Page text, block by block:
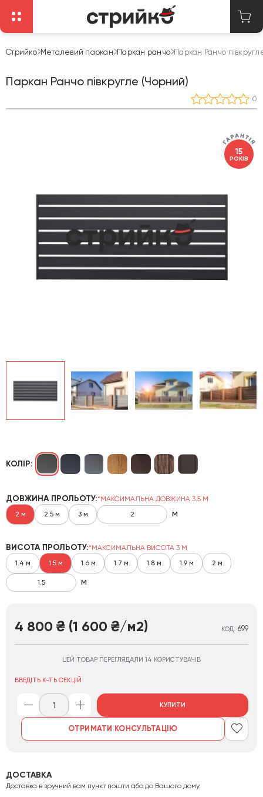
Стрийко Металевий паркан Паркан ранчо Паркан Ранчо
Паркан Ранчо півкругле (Чорний)
0
15
РОКІВ
КОЛІР:
ДОВЖИНА ПРОЛЬОТУ:*МАКСИМАЛЬНА ДОВЖИНА 3.5 М
2 м
2.5 м 3 м м
ВИСОТА ПРОЛЬОТУ:*МАКСИМАЛЬНА ВИСОТА 3 М
1.4 м
1.5 м 1.6 м 1.7 м 1.8 м 1.9 м 2 м
м
4 800 ₴ (1 600 ₴/м2) КОД: 699
ЦЕЙ ТОВАР ПЕРЕГЛЯДАЛИ 14 КОРИСТУВАЧІВ
ВВЕДІТЬ К-ТЬ СЕКЦІЙ
КУПИТИ
ОТРИМАТИ КОНСУЛЬТАЦІЮ
ДОСТАВКА
Доставка в зручний вам пункт пошти або до Вашого дому.